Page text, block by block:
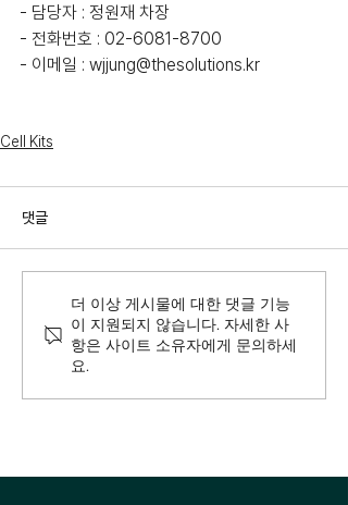
- 담당자 : 정원재 차장
- 전화번호 : 02-6081-8700
- 이메일 : wjjung@thesolutions.kr
Cell Kits
댓글
더 이상 게시물에 대한 댓글 기능
이 지원되지 않습니다. 자세한 사
항은 사이트 소유자에게 문의하세
요.